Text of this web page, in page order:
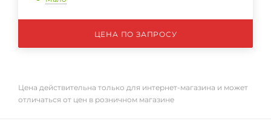
ЦЕНА ПО ЗАПРОСУ
Цена действительна только для интернет-магазина и может
отличаться от цен в розничном магазине